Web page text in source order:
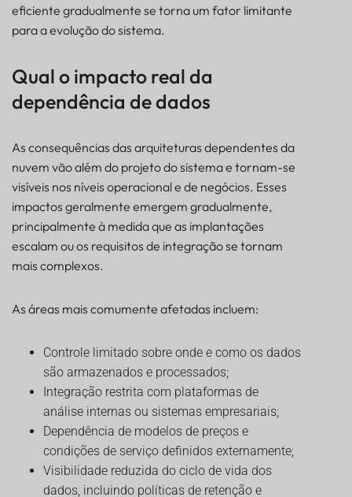
eficiente gradualmente se torna um fator limitante
para a evolução do sistema.
Qual o impacto real da
dependência de dados
As consequências das arquiteturas dependentes da
nuvem vão além do projeto do sistema e tornam-se
visíveis nos níveis operacional e de negócios. Esses
impactos geralmente emergem gradualmente,
principalmente à medida que as implantações
escalam ou os requisitos de integração se tornam
mais complexos.
As áreas mais comumente afetadas incluem:
Controle limitado sobre onde e como os dados
são armazenados e processados;
Integração restrita com plataformas de
análise internas ou sistemas empresariais;
Dependência de modelos de preços e
condições de serviço definidos externamente;
Visibilidade reduzida do ciclo de vida dos
dados, incluindo políticas de retenção e